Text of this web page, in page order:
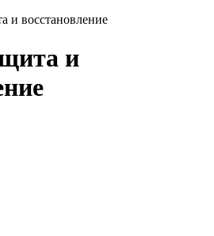
и восстановление
и